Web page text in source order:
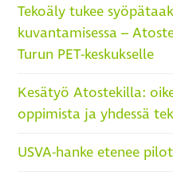
Tekoäly tukee
kuvantamisessa –
Turun PET-keskukselle
Kesätyö Atostekilla:
oppimista ja yhdessä
USVA-hanke etenee